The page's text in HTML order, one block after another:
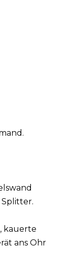
kauerte
ans Ohr